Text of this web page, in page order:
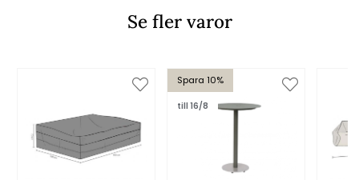
Se fler varor
Spara 10%
till 16/8